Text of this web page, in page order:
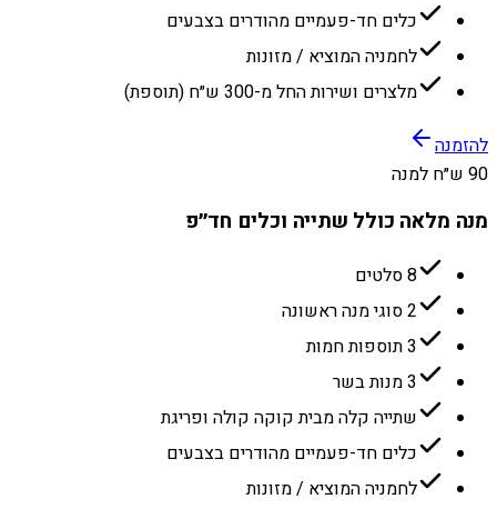
כלים חד-פעמיים מהודרים בצבעים
לחמניה המוציא / מזונות
מלצרים ושירות החל מ-300 ש״ח (תוספת)
להזמנה
90 ש״ח למנה
מנה מלאה כולל שתייה וכלים חד״פ
8 סלטים
2 סוגי מנה ראשונה
3 תוספות חמות
3 מנות בשר
שתייה קלה מבית קוקה קולה ופריגת
כלים חד-פעמיים מהודרים בצבעים
לחמניה המוציא / מזונות